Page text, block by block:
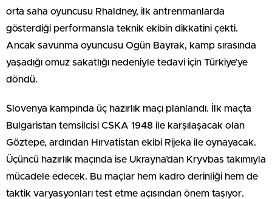
orta saha oyuncusu Rhaldney, ilk antrenmanlarda
gösterdiği performansla teknik ekibin dikkatini çekti.
Ancak savunma oyuncusu Ogün Bayrak, kamp sırasında
yaşadığı omuz sakatlığı nedeniyle tedavi için Türkiye’ye
döndü.
Slovenya kampında üç hazırlık maçı planlandı. İlk maçta
Bulgaristan temsilcisi CSKA 1948 ile karşılaşacak olan
Göztepe, ardından Hırvatistan ekibi Rijeka ile oynayacak.
Üçüncü hazırlık maçında ise Ukrayna’dan Kryvbas takımıyla
mücadele edecek. Bu maçlar hem kadro derinliği hem de
taktik varyasyonları test etme açısından önem taşıyor.